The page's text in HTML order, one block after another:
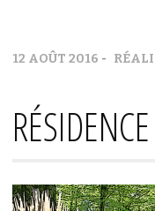
12 AOÛT 2016